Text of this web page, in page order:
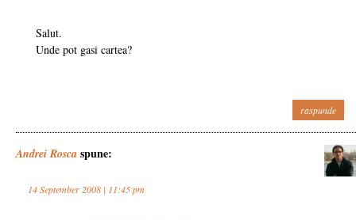
Salut.
Unde pot gasi cartea?
raspunde
Andrei Rosca spune:
14 September 2008 | 11:45 pm